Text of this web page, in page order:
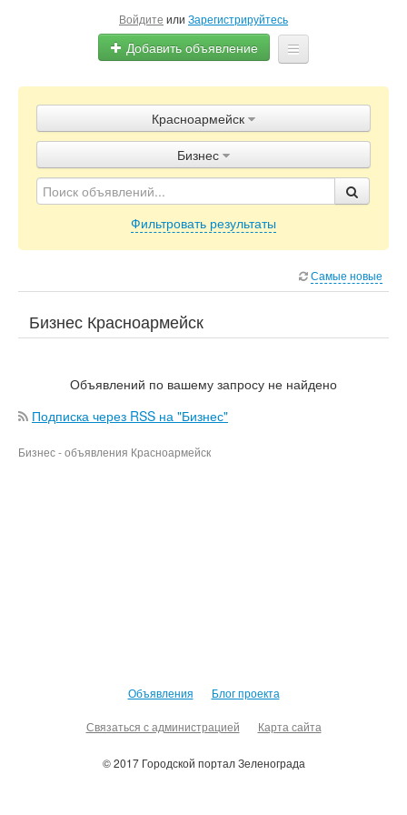
Войдите или Зарегистрируйтесь
Добавить объявление
Объявления
Блог
Красноармейск
Бизнес
Фильтровать результаты
Самые новые
Бизнес Красноармейск
Объявлений по вашему запросу не найдено
Подписка через RSS на "Бизнес"
Бизнес - объявления Красноармейск
Объявления Блог проекта
Связаться с администрацией Карта сайта
© 2017 Городской портал Зеленограда